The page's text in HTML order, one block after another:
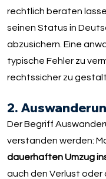
rechtlich beraten
seinen Status in
abzusichern. Eine
typische Fehler zu
rechtssicher zu
2.
Der Begriff
verstanden werden:
dauerhaften Umzug
auch den Verlust